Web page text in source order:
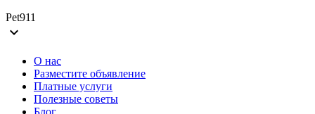
Pet911
expand_more
О нас
Разместите объявление
Платные услуги
Полезные советы
Блог